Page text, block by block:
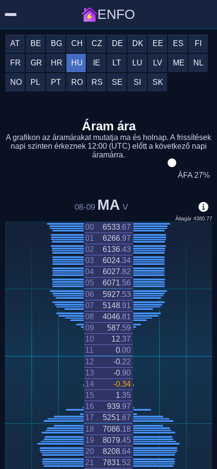
ENFO
AT BE BG CH CZ DE DK EE ES FI
FR GR HR HU IE LT LU LV ME NL
NO PL PT RO RS SE SI SK
Áram ára
A grafikon az áramárakat mutatja ma és holnap. A frissítések
napi szinten érkeznek 12:00 (UTC) előtt a következő napi
áramárra.
ÁFA 27%
08-09 MA V
Átlagár 4380.77
00 6533.67
01
6266.97
02
6136.43
03
6024.34
04
6027.82
05
6071.56
06
5927.53
07
5148.91
08
4046.81
09
587.59
10
12.37
11
0.00
12
-0.22
13
-0.90
14
-0.34
15
1.35
16
939.97
17
5251.67
18
7086.18
19
8079.45
20
8208.64
21
7831.52